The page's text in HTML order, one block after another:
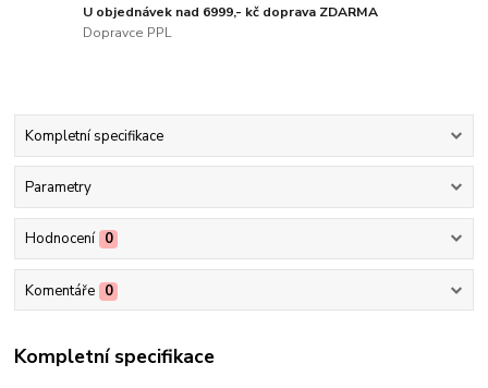
U objednávek nad 6999,- kč doprava ZDARMA
Dopravce PPL
Kompletní specifikace
Parametry
Hodnocení 0
Komentáře 0
Kompletní specifikace